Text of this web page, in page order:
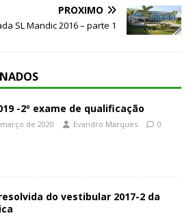
PRÓXIMO
SL Mandic 2016 – parte 1
-2º exame de qualificação
de 2020 Evandro Marques 0
do vestibular 2017-2 da